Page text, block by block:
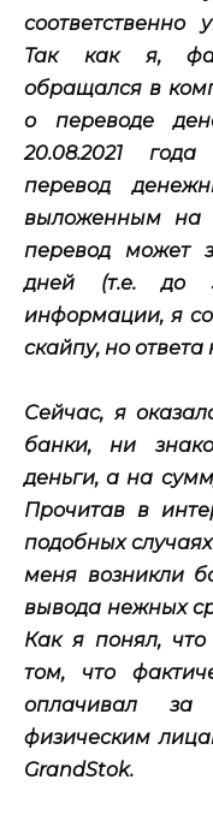
соответственно
Так как я,
обращался в
о переводе
20.08.2021
перевод
выложенным на
перевод может
дней (т.е. до
информации, я
скайпу, но ответа
Сейчас, я
банки, ни
деньги, а на
Прочитав в
подобных
меня возникли
вывода нежных
Как я понял,
том, что
оплачивал за
физическим
GrandStok.